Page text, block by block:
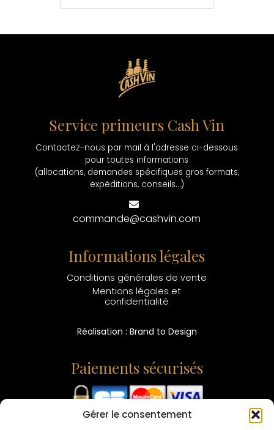
Gérer le consentement
Service primeurs Cash Vin
Contactez-nous par mail à l'adresse ci-dessous
pour toutes informations
(allocations, demandes spécifiques gros formats,
expéditions, conseils...)
commande@cashvin.com
Informations légales
Conditions générales de vente
Mentions légales et
confidentialité
Réalisation : Brand to Design
Paiements sécurisés